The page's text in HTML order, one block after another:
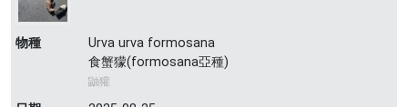
物種
Urva urva formosana
食蟹獴(formosana亞種)
鼬獾